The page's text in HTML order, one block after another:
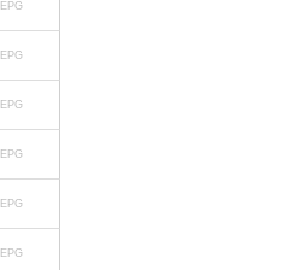
EPG
EPG
EPG
EPG
EPG
EPG